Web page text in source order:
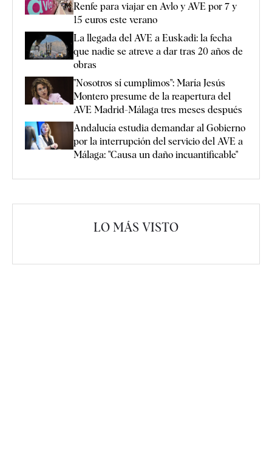
Renfe para viajar en Avlo y AVE por 7 y
15 euros este verano
La llegada del AVE a Euskadi: la fecha
que nadie se atreve a dar tras 20 años de
obras
"Nosotros sí cumplimos": María Jesús
Montero presume de la reapertura del
AVE Madrid-Málaga tres meses después
Andalucía estudia demandar al Gobierno
por la interrupción del servicio del AVE a
Málaga: "Causa un daño incuantificable"
LO MÁS VISTO